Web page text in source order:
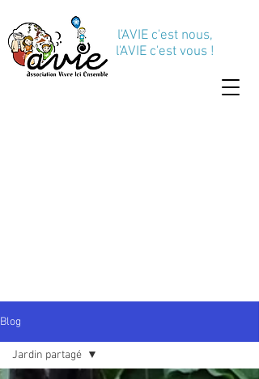
l'AVIE c'est nous,
l'AVIE c'est vous !
Blog
Jardin partagé